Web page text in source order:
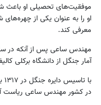
موفقیت‌های تحصیلی او باعث
او را به عنوان یکی از
معرفی کند.
آمار جنگل از دانشگاه برکلی
در کشور مهندس ساعی ریاست